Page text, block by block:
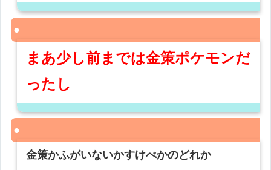
まあ少し前までは金策ポケモンだ
ったし
金策かふがいないかすけべかのどれか